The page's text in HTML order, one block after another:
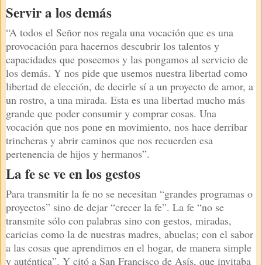
Servir a los demás
“A todos el Señor nos regala una vocación que es una
provocación para hacernos descubrir los talentos y
capacidades que poseemos y las pongamos al servicio de
los demás. Y nos pide que usemos nuestra libertad como
libertad de elección, de decirle sí a un proyecto de amor, a
un rostro, a una mirada. Esta es una libertad mucho más
grande que poder consumir y comprar cosas. Una
vocación que nos pone en movimiento, nos hace derribar
trincheras y abrir caminos que nos recuerden esa
pertenencia de hijos y hermanos”.
La fe se ve en los gestos
Para transmitir la fe no se necesitan “grandes programas o
proyectos” sino de dejar “crecer la fe”. La fe “no se
transmite sólo con palabras sino con gestos, miradas,
caricias como la de nuestras madres, abuelas; con el sabor
a las cosas que aprendimos en el hogar, de manera simple
y auténtica”. Y citó a San Francisco de Asís, que invitaba